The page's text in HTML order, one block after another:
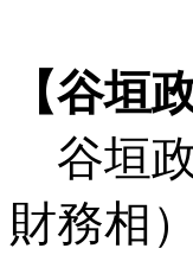
【谷垣
谷垣
財務相